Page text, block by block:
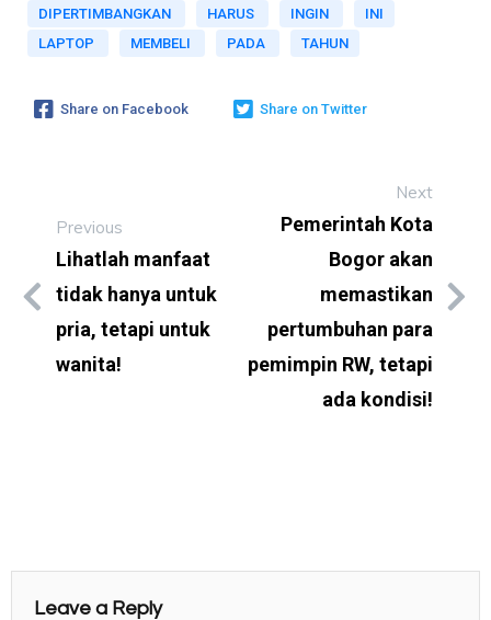
DIPERTIMBANGKAN
HARUS INGIN
INI
LAPTOP
MEMBELI PADA TAHUN
Share on Facebook Share on Twitter
Previous
Lihatlah manfaat
tidak hanya untuk
pria, tetapi untuk
wanita!
Next
Pemerintah Kota
Bogor akan
memastikan
pertumbuhan para
pemimpin RW, tetapi
ada kondisi!
Leave a Reply